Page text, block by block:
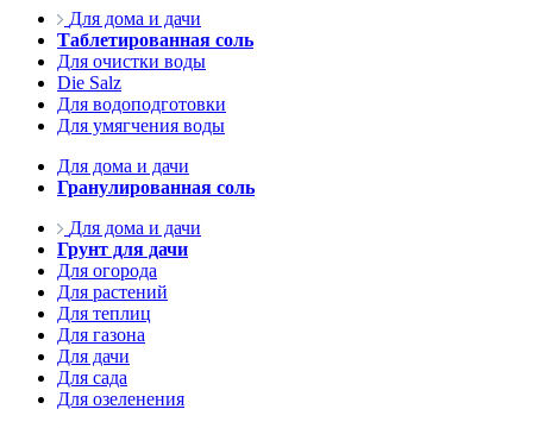
Для дома и дачи
Таблетированная соль
Для очистки воды
Die Salz
Для водоподготовки
Для умягчения воды
Для дома и дачи
Гранулированная соль
Для дома и дачи
Грунт для дачи
Для огорода
Для растений
Для теплиц
Для газона
Для дачи
Для сада
Для озеленения